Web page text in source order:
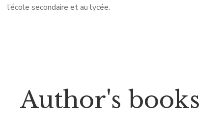
l’école secondaire et au lycée.
Author's books